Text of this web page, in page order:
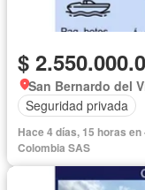
$
San Bernardo del
Seguridad privada
Hace 4 días, 15 horas
Colombia SAS